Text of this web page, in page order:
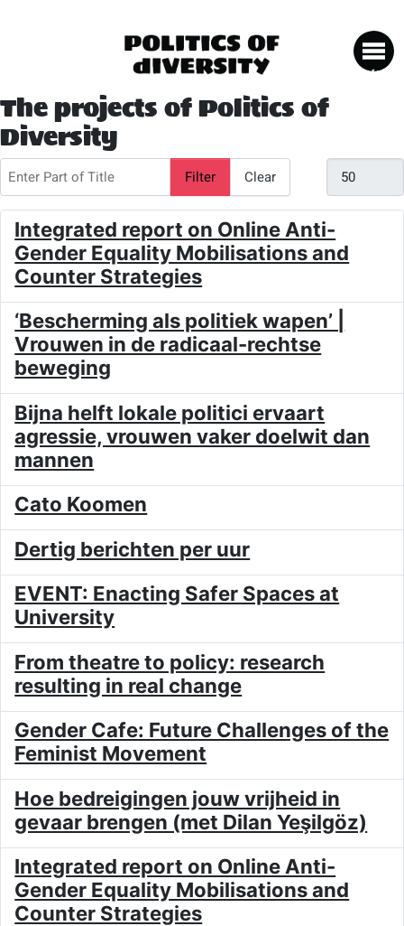
The projects of Politics of
Diversity
Enter Part of Title Filter Clear Display #
Integrated report on Online Anti-
Gender Equality Mobilisations and
Counter Strategies
‘Bescherming als politiek wapen’ |
Vrouwen in de radicaal-rechtse
beweging
Bijna helft lokale politici ervaart
agressie, vrouwen vaker doelwit dan
mannen
Cato Koomen
Dertig berichten per uur
EVENT: Enacting Safer Spaces at
University
From theatre to policy: research
resulting in real change
Gender Cafe: Future Challenges of the
Feminist Movement
Hoe bedreigingen jouw vrijheid in
gevaar brengen (met Dilan Yeşilgöz)
Integrated report on Online Anti-
Gender Equality Mobilisations and
Counter Strategies